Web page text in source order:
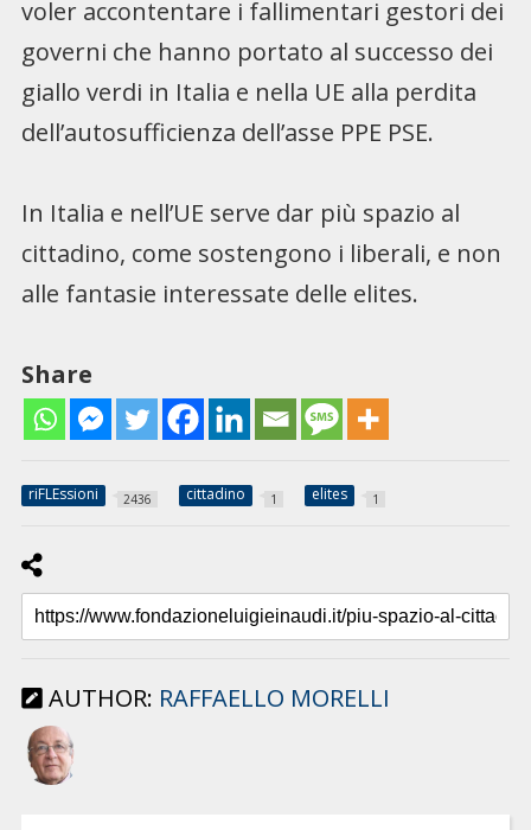
voler accontentare i fallimentari gestori dei
governi che hanno portato al successo dei
giallo verdi in Italia e nella UE alla perdita
dell’autosufficienza dell’asse PPE PSE.
In Italia e nell’UE serve dar più spazio al
cittadino, come sostengono i liberali, e non
alle fantasie interessate delle elites.
Share
riFLEssioni 2436 cittadino 1 elites 1
AUTHOR: RAFFAELLO MORELLI